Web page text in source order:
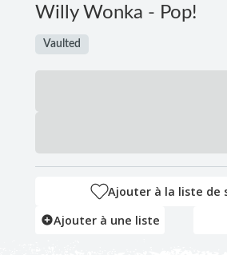
Willy Wonka - Pop!
Vaulted
Ajouter à la liste de
Ajouter à une liste